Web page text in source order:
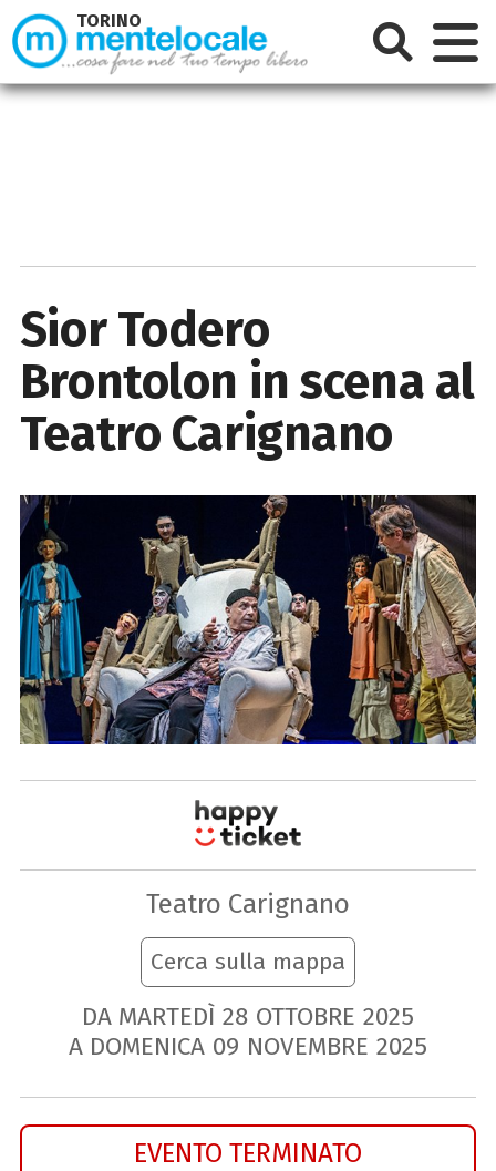
Sior Todero
Brontolon in scena al
Teatro Carignano
Teatro Carignano
Cerca sulla mappa
DA MARTEDÌ 28 OTTOBRE 2025
A DOMENICA 09 NOVEMBRE 2025
EVENTO TERMINATO
TORINO